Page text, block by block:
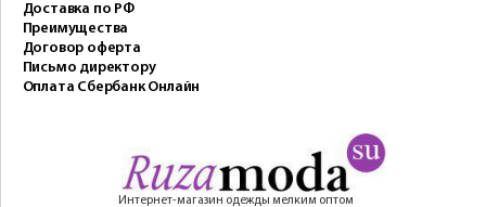
Доставка по РФ
Преимущества
Договор оферта
Письмо директору
Оплата Сбербанк Онлайн
Интернет-магазин одежды мелким оптом